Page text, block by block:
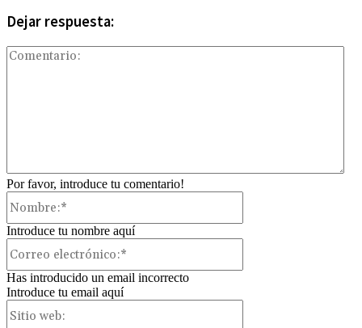
Dejar respuesta:
Por favor, introduce tu comentario!
Introduce tu nombre aquí
Has introducido un email incorrecto
Introduce tu email aquí